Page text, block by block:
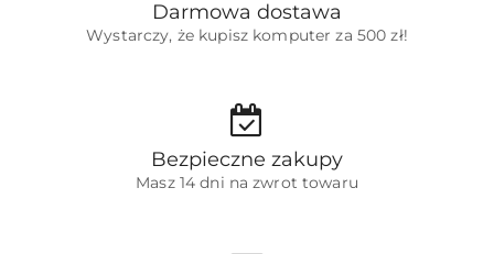
Darmowa dostawa
Wystarczy, że kupisz komputer za 500 zł!
Bezpieczne zakupy
Masz 14 dni na zwrot towaru